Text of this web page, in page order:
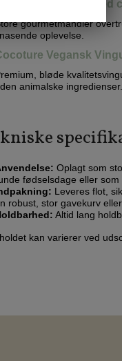
Cocoture Mandler med
gourmetmandler
oplevelse.
Vegansk
bløde
animalske ingredienser.
Oplagt som
fødselsdage eller som
Leveres flot,
robust, stor gavekurv
Altid lang
kan varierer ved